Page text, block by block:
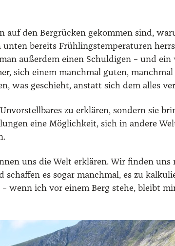
auf den Berg­rü­cken gekom­men sind,
unten bereits Früh­lings­tem­pe­ra­tu­ren
außer­dem einen Schul­di­gen – und
sich einem manch­mal guten,
was geschieht, anstatt sich dem alles
zu erklä­ren, son­dern sie
eine Mög­lich­keit, sich in ande­re
uns die Welt erklä­ren. Wir fin­den uns
es sogar manch­mal, es zu
wenn ich vor einem Berg ste­he, bleibt